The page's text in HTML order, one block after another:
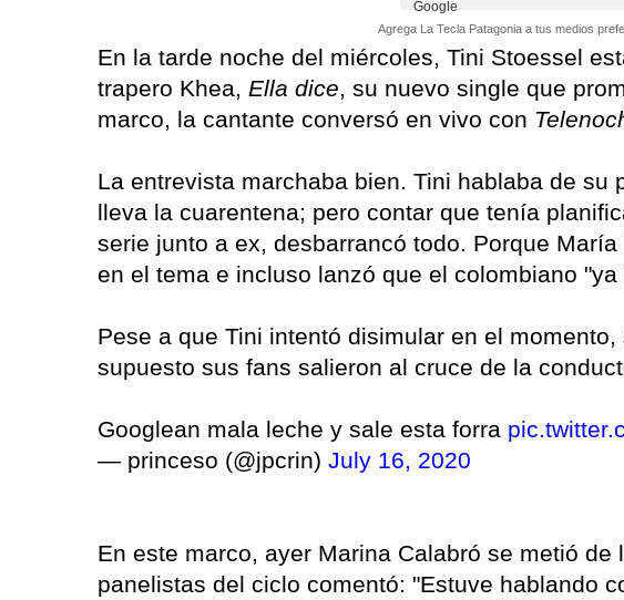
Agrega La Tecla Patagonia a tus medios
En la tarde noche del miércoles, Tini Stoessel
trapero Khea, Ella dice , su nuevo single que
marco, la cantante conversó en vivo con
La entrevista marchaba bien. Tini hablaba de su
lleva la cuarentena; pero contar que tenía
serie junto a ex, desbarrancó todo. Porque
en el tema e incluso lanzó que el colombiano "ya
Pese a que Tini intentó disimular en el
supuesto sus fans salieron al cruce de la
Googlean mala leche y sale esta forra
— princeso (@jpcrin) July 16, 2020
En este marco, ayer Marina Calabró se metió
panelistas del ciclo comentó: "Estuve hablando